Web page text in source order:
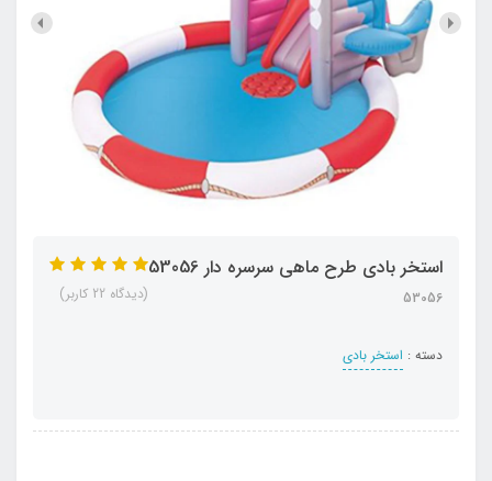
استخر بادی طرح ماهی سرسره دار 53056
53056
دسته : استخر بادی
(دیدگاه 22 کاربر)